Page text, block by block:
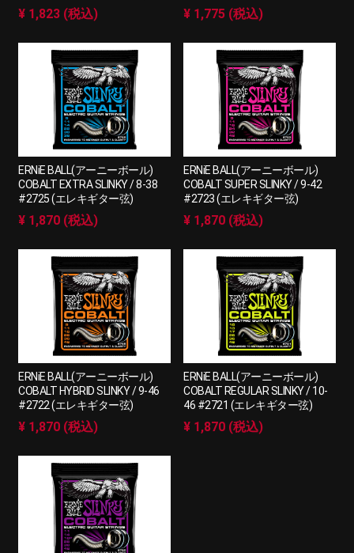
¥ 1,823 (税込) ¥ 1,775 (税込)
ERNiE BALL(アーニーボール)
COBALT EXTRA SLINKY / 8-38
#2725 (エレキギター弦)
¥ 1,870 (税込)
ERNiE BALL(アーニーボール)
COBALT SUPER SLINKY / 9-42
#2723 (エレキギター弦)
¥ 1,870 (税込)
ERNiE BALL(アーニーボール)
COBALT HYBRID SLINKY / 9-46
#2722 (エレキギター弦)
¥ 1,870 (税込)
ERNiE BALL(アーニーボール)
COBALT REGULAR SLINKY / 10-
46 #2721 (エレキギター弦)
¥ 1,870 (税込)